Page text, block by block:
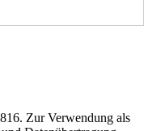
Zur Verwendung als